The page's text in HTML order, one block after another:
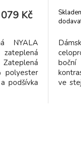
Kč
NYALA
polyester
podšívka
ve